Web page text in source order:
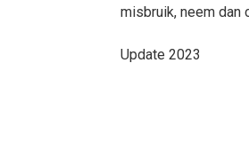
misbruik, neem dan
Update 2023